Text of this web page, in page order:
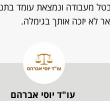
מעבודה ונמצאת עומד
לא יזכה אותך בגימלה.
עו"ד יוסי אברהם